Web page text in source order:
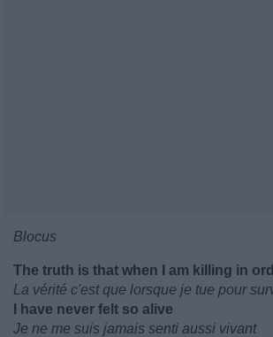
Blocus
The truth is that when I am killing in
La vérité c'est que lorsque je tue pour
I have never felt so alive
Je ne me suis jamais senti aussi vivant